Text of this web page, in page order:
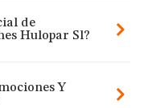
de
Hulopar Sl?
Y